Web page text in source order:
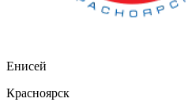
Енисей
Красноярск